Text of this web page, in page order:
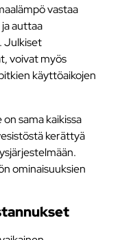
vastaa
auttaa
Julkiset
voivat myös
käyttöaikojen
sama kaikissa
kerättyä
ominaisuuksien